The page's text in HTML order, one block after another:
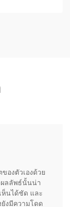
องตัวเองด้วย
ลลัพธ์นั้นน่า
ห็นได้ชัด และ
งมีความโดด